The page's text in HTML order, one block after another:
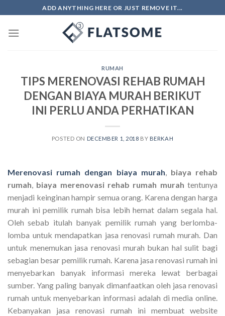
to
content
ADD ANYTHING HERE OR JUST REMOVE IT...
RUMAH
TIPS MERENOVASI REHAB RUMAH
DENGAN BIAYA MURAH BERIKUT
INI PERLU ANDA PERHATIKAN
POSTED ON DECEMBER 1, 2018 BY BERKAH
Merenovasi rumah dengan biaya murah
biaya rehab
rumah biaya merenovasi rehab rumah murah tentunya
menjadi keinginan hampir semua orang. Karena dengan harga
murah ini pemilik rumah bisa lebih hemat dalam segala hal.
Oleh sebab itulah banyak pemilik rumah yang berlomba-
lomba untuk mendapatkan jasa renovasi rumah murah. Dan
untuk menemukan jasa renovasi murah bukan hal sulit bagi
sebagian besar pemilik rumah. Karena jasa renovasi rumah ini
menyebarkan banyak informasi mereka lewat berbagai
sumber. Yang paling banyak dimanfaatkan oleh jasa renovasi
rumah untuk menyebarkan informasi adalah di media online.
Kebanyakan jasa renovasi rumah ini membuat website